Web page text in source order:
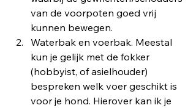
van de voorpoten goed vrij
kunnen bewegen.
Waterbak en voerbak. Meestal
kun je gelijk met de fokker
(hobbyist, of asielhouder)
bespreken welk voer geschikt is
voor je hond. Hierover kan ik je